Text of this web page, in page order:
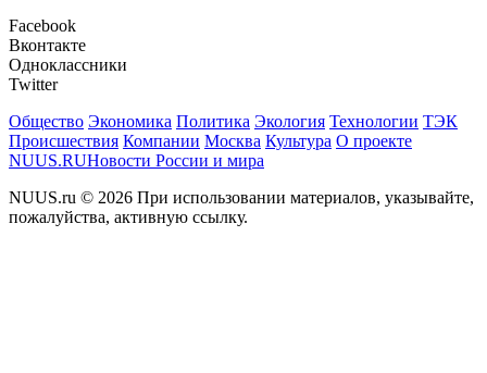
Facebook
Вконтакте
Одноклассники
Twitter
Общество Экономика Политика Экология Технологии ТЭК
Происшествия Компании Москва Культура О проекте
NUUS.RUНовости России и мира
NUUS.ru © 2026 При использовании материалов, указывайте,
пожалуйства, активную ссылку.